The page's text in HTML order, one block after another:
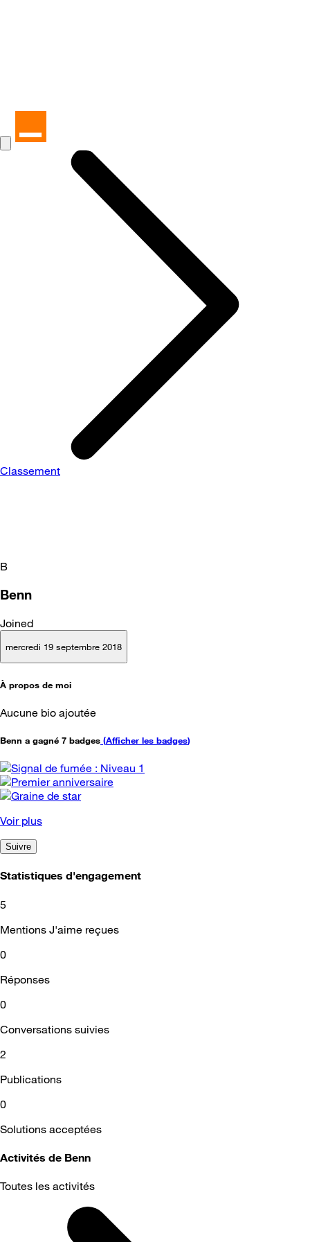
Classement
B
Benn
Joined
mercredi 19 septembre 2018
À propos de moi
Aucune bio ajoutée
Benn a gagné 7 badges (Afficher les badges)
Voir plus
Suivre
Statistiques d'engagement
5
Mentions J'aime reçues
0
Réponses
0
Conversations suivies
2
Publications
0
Solutions acceptées
Activités de Benn
Toutes les activités